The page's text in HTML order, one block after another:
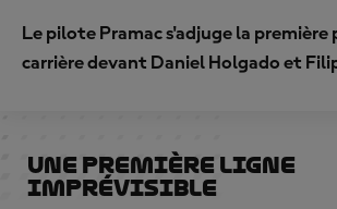
Le pilote Pramac s'adjuge la première
carrière devant Daniel Holgado et
Une première ligne
imprévisible